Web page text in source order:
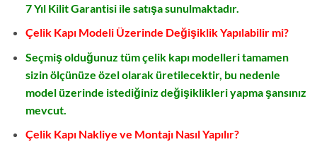
7 Yıl Kilit Garantisi ile satışa sunulmaktadır.
Çelik Kapı Modeli Üzerinde Değişiklik Yapılabilir mi?
Seçmiş olduğunuz tüm çelik kapı modelleri tamamen
sizin ölçünüze özel olarak üretilecektir, bu nedenle
model üzerinde istediğiniz değişiklikleri yapma şansınız
mevcut.
Çelik Kapı Nakliye ve Montajı Nasıl Yapılır?